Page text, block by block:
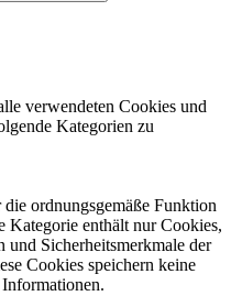
verwendeten Cookies und
Kategorien zu
ordnungsgemäße Funktion
Kategorie enthält nur Cookies,
und Sicherheitsmerkmale der
Cookies speichern keine